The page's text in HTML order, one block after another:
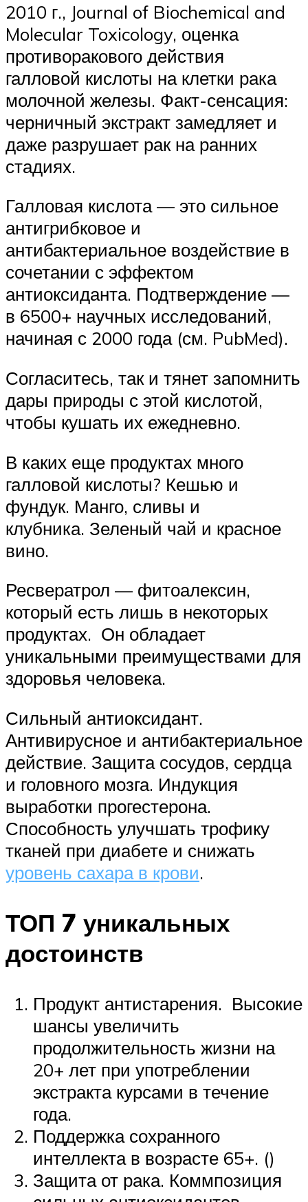
2010 г., Journal of Biochemical and
Molecular Toxicology, оценка
противоракового действия
галловой кислоты на клетки рака
молочной железы. Факт-сенсация:
черничный экстракт замедляет и
даже разрушает рак на ранних
стадиях.
Галловая кислота — это сильное
антигрибковое и
антибактериальное воздействие в
сочетании с эффектом
антиоксиданта. Подтверждение —
в 6500+ научных исследований,
начиная с 2000 года (см. PubMed).
Согласитесь, так и тянет запомнить
дары природы с этой кислотой,
чтобы кушать их ежедневно.
В каких еще продуктах много
галловой кислоты? Кешью и
фундук. Манго, сливы и
клубника. Зеленый чай и красное
вино.
Ресвератрол — фитоалексин,
который есть лишь в некоторых
продуктах. Он обладает
уникальными преимуществами для
здоровья человека.
Сильный антиоксидант.
Антивирусное и антибактериальное
действие. Защита сосудов, сердца
и головного мозга. Индукция
выработки прогестерона.
Способность улучшать трофику
тканей при диабете и снижать
уровень сахара в крови.
ТОП 7 уникальных
достоинств
Продукт антистарения. Высокие
шансы увеличить
продолжительность жизни на
20+ лет при употреблении
экстракта курсами в течение
года.
Поддержка сохранного
интеллекта в возрасте 65+. ()
Защита от рака. Коммпозиция